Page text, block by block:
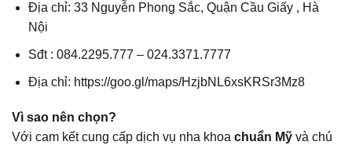
Địa chỉ: 33 Nguyễn Phong Sắc, Quận Cầu Giấy , Hà
Nội
Sđt : 084.2295.777 – 024.3371.7777
Địa chỉ: https://goo.gl/maps/HzjbNL6xsKRSr3Mz8
Vì sao nên chọn?
Với cam kết cung cấp dịch vụ nha khoa chuẩn Mỹ và chú